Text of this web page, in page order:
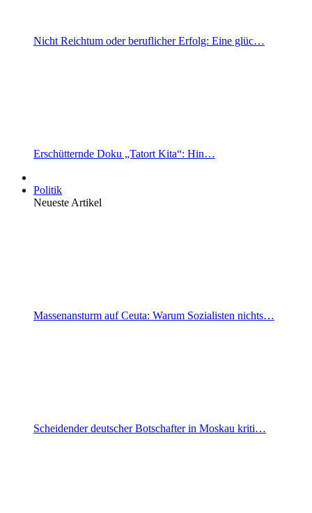
Nicht Reichtum oder beruflicher Erfolg: Eine glüc…
Erschütternde Doku „Tatort Kita“: Hin…
Politik
Neueste Artikel
Massenansturm auf Ceuta: Warum Sozialisten nichts…
Scheidender deutscher Botschafter in Moskau kriti…